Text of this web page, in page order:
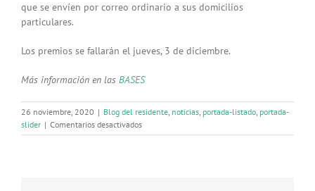
que se envíen por correo ordinario a sus domicilios
particulares.
Los premios se fallarán el jueves, 3 de diciembre.
Más información en las BASES
26 noviembre, 2020 | Blog del residente, noticias, portada-listado, portada-
slider | Comentarios desactivadosen
El